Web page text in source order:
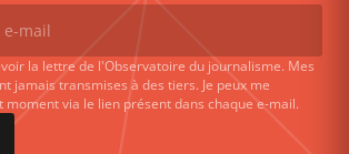
la lettre de l'Observatoire du journalisme. Mes
jamais transmises à des tiers. Je peux me
moment via le lien présent dans chaque e-mail.